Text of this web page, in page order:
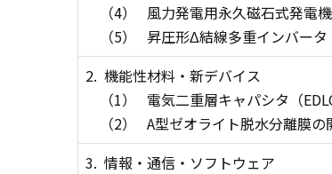
（4）
風力発電用永久磁石式発電
（5）
昇圧形Δ結線多重インバータ
2. 機能性材料・新デバイス
（1）
電気二重層キャパシタ（
（2）
A型ゼオライト脱水分離膜の
3. 情報・通信・ソフトウェア